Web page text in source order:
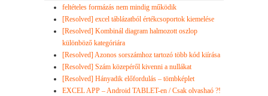
feltételes formázás nem mindig működik
[Resolved] excel táblázatból értékcsoportok kiemelése
[Resolved] Kombinál diagram halmozott oszlop
különböző kategóriára
[Resolved] Azonos sorszámhoz tartozó több kód kiírása
[Resolved] Szám közepéről kivenni a nullákat
[Resolved] Hányadik előfordulás – tömbképlet
EXCEL APP – Android TABLET-en / Csak olvashaó ?!